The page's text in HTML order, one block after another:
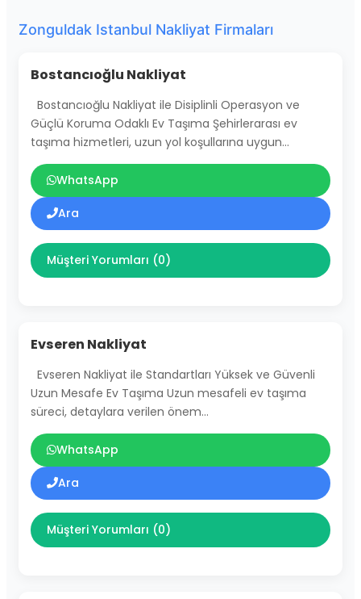
Zonguldak Istanbul Nakliyat Firmaları
Bostancıoğlu Nakliyat
Bostancıoğlu Nakliyat ile Disiplinli Operasyon ve
Güçlü Koruma Odaklı Ev Taşıma Şehirlerarası ev
taşıma hizmetleri, uzun yol koşullarına uygun…
WhatsApp
Ara
Müşteri Yorumları (0)
Evseren Nakliyat
Evseren Nakliyat ile Standartları Yüksek ve Güvenli
Uzun Mesafe Ev Taşıma Uzun mesafeli ev taşıma
süreci, detaylara verilen önem…
WhatsApp
Ara
Müşteri Yorumları (0)